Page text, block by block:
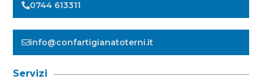
0744 613311
info@confartigianatoterni.it
Servizi